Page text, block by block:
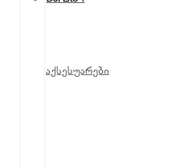
აქსესუარები